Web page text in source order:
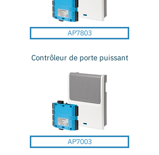
AP7803
Contrôleur de porte puissant
AP7003